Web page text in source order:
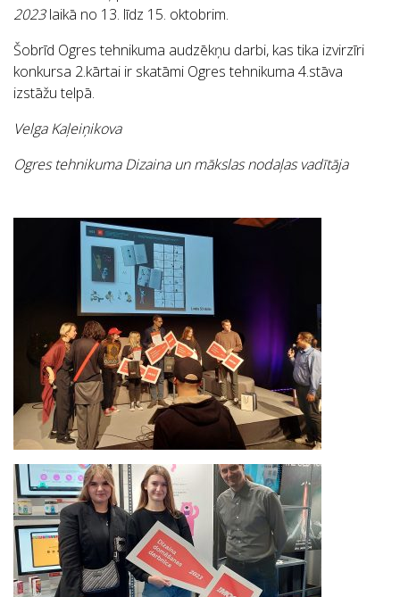
2023laikā no 13. līdz 15. oktobrim.
Šobrīd Ogres tehnikuma audzēkņu darbi, kas tika izvirzīri
konkursa 2.kārtai ir skatāmi Ogres tehnikuma 4.stāva
izstāžu telpā.
Velga Kaļeiņikova
Ogres tehnikuma Dizaina un mākslas nodaļas vadītāja